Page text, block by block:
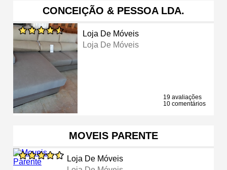
CONCEIÇÃO & PESSOA LDA.
Loja De Móveis
Loja De Móveis
19 avaliações
10 comentários
MOVEIS PARENTE
Loja De Móveis